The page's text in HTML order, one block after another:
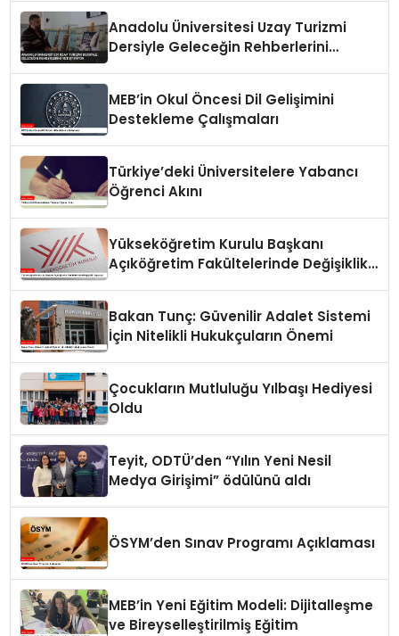
Anadolu Üniversitesi Uzay Turizmi
Dersiyle Geleceğin Rehberlerini
MEB’in Okul Öncesi Dil Gelişimini
Destekleme Çalışmaları
Türkiye’deki Üniversitelere Yabancı
Öğrenci Akını
Yükseköğretim Kurulu Başkanı
Açıköğretim Fakültelerinde Değişiklik
Bakan Tunç: Güvenilir Adalet Sistemi
İçin Nitelikli Hukukçuların Önemi
Çocukların Mutluluğu Yılbaşı Hediyesi
Oldu
Teyit, ODTÜ’den “Yılın Yeni Nesil
Medya Girişimi” ödülünü aldı
ÖSYM’den Sınav Programı Açıklaması
MEB’in Yeni Eğitim Modeli: Dijitalleşme
ve Bireyselleştirilmiş Eğitim